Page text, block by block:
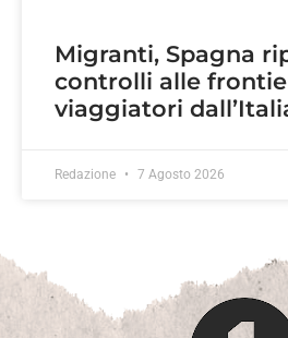
Migranti, Spagna
controlli alle
viaggiatori
Redazione 7 Agosto 2026